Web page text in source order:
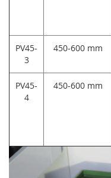
PV45-
3
450-600 mm
PV45-
4
450-600 mm